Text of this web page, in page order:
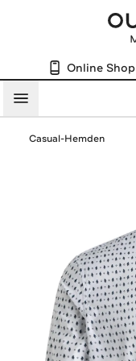
Online Shop
Menü
Casual-Hemden